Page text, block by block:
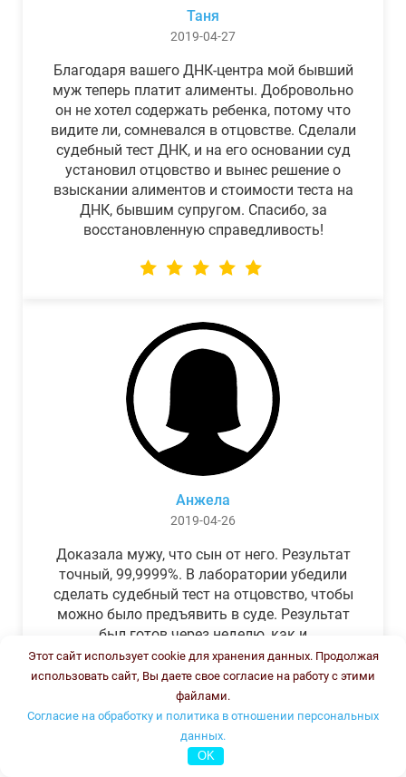
Таня
2019-04-27
Благодаря вашего ДНК-центра мой бывший
муж теперь платит алименты. Добровольно
он не хотел содержать ребенка, потому что
видите ли, сомневался в отцовстве. Сделали
судебный тест ДНК, и на его основании суд
установил отцовство и вынес решение о
взыскании алиментов и стоимости теста на
ДНК, бывшим супругом. Спасибо, за
восстановленную справедливость!
Анжела
2019-04-26
Доказала мужу, что сын от него. Результат
точный, 99,9999%. В лаборатории убедили
сделать судебный тест на отцовство, чтобы
можно было предъявить в суде. Результат
был готов через неделю, как и
обещали.Теперь муж бегает и извиняется.
Этот сайт использует cookie для хранения данных. Продолжая
использовать сайт, Вы даете свое согласие на работу с этими
файлами.
Согласие на обработку и политика в отношении персональных
данных.
OK